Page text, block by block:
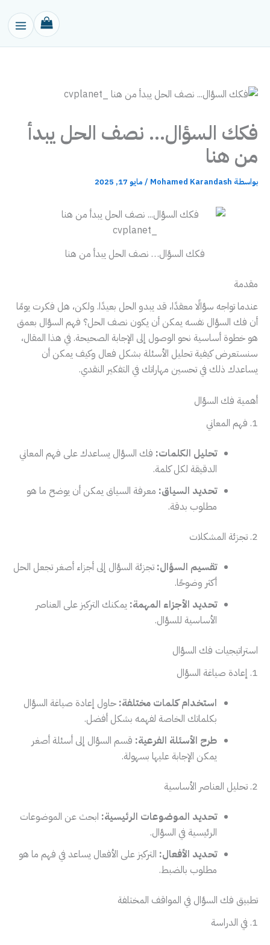
فكك السؤال… نصف الحل يبدأ
من هنا
بواسطة Mohamed Karandash
/ مايو 17, 2025
فكك السؤال… نصف الحل يبدأ من هنا
مقدمة
عندما تواجه سؤالًا معقدًا، قد يبدو الحل بعيدًا. ولكن، هل فكرت يومًا
أن فك السؤال نفسه يمكن أن يكون نصف الحل؟ فهم السؤال بعمق
هو خطوة أساسية نحو الوصول إلى الإجابة الصحيحة. في هذا المقال،
سنستعرض كيفية تحليل الأسئلة بشكل فعال وكيف يمكن أن
يساعدك ذلك في تحسين مهاراتك في التفكير النقدي.
أهمية فك السؤال
1. فهم المعاني
تحليل الكلمات: فك السؤال يساعدك على فهم المعاني
الدقيقة لكل كلمة.
تحديد السياق: معرفة السياق يمكن أن يوضح ما هو
مطلوب بدقة.
2. تجزئة المشكلات
تقسيم السؤال: تجزئة السؤال إلى أجزاء أصغر تجعل الحل
أكثر وضوحًا.
تحديد الأجزاء المهمة: يمكنك التركيز على العناصر
الأساسية للسؤال.
استراتيجيات فك السؤال
1. إعادة صياغة السؤال
استخدام كلمات مختلفة: حاول إعادة صياغة السؤال
بكلماتك الخاصة لفهمه بشكل أفضل.
طرح الأسئلة الفرعية: قسم السؤال إلى أسئلة أصغر
يمكن الإجابة عليها بسهولة.
2. تحليل العناصر الأساسية
تحديد الموضوعات الرئيسية: ابحث عن الموضوعات
الرئيسية في السؤال.
تحديد الأفعال: التركيز على الأفعال يساعد في فهم ما هو
مطلوب بالضبط.
تطبيق فك السؤال في المواقف المختلفة
1. في الدراسة